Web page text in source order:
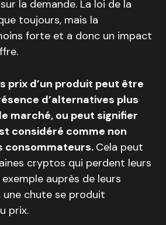
la demande. La loi de la
toujours, mais la
forte et a donc un impact
prix d’un produit peut être
d’alternatives plus
marché, ou peut signifier
considéré comme non
consommateurs. Cela peut
cryptos qui perdent leurs
auprès de leurs
une chute se produit
prix.